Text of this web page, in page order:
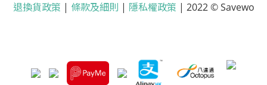
退換貨政策 | 條款及細則 | 隱私權政策 | 2022 © Savewo